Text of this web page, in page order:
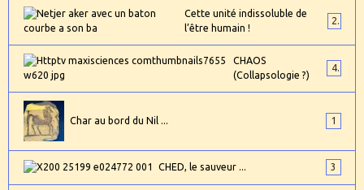
Cette unité indissoluble de
l’être humain !
2
CHAOS
(Collapsologie ?)
4
Char au bord du Nil ... 1
CHED, le sauveur ... 3